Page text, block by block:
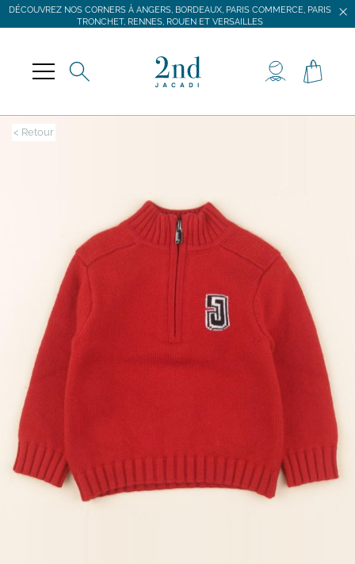
DÉCOUVREZ NOS CORNERS À ANGERS, BORDEAUX, PARIS COMMERCE, PARIS
TRONCHET, RENNES, ROUEN ET VERSAILLES
DÉCOUVREZ NOS CORNERS À ANGERS, BORDEAUX, PARIS COMMERCE, PARIS
TRONCHET, RENNES, ROUEN ET VERSAILLES
< Retour